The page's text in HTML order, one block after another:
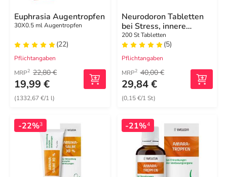
Euphrasia Augentropfen
30X0.5 ml Augentropfen
(22)
Pflichtangaben
MRP2 22,80 €
19,99 €
(1332,67 €/1 l)
Neurodoron Tabletten
bei Stress, innere
Unruhe
200 St Tabletten
(5)
Pflichtangaben
MRP2 40,00 €
29,84 €
(0,15 €/1 St)
-22%3 -21%4